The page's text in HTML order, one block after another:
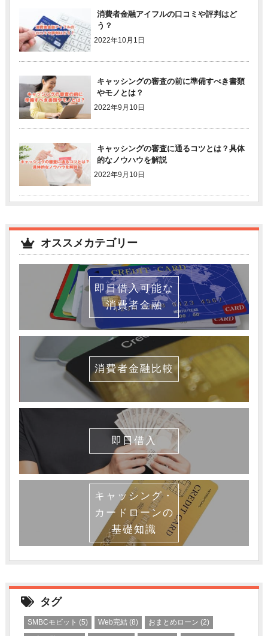
消費者金融アイフルの口コミや評判はど
う？
2022年10月1日
キャッシングの審査の前に準備すべき書類
やモノとは？
2022年9月10日
キャッシングの審査に通るコツとは？具体
的なノウハウを解説
2022年9月10日
オススメカテゴリー
即日借入可能な
消費者金融
消費者金融比較
即日借入
キャッシング・
カードローンの
基礎知識
タグ
SMBCモビット (5) Web完結 (8) おまとめローン (2)